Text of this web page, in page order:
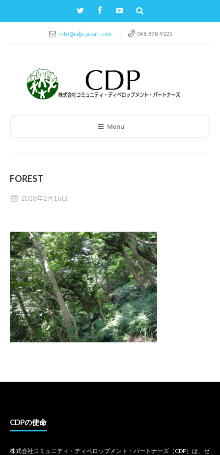
info@cdp-japan.com 048-878-9225
Menu
FOREST
2018年2月16日
CDPの使命
株式会社コミュニティ・ディベロップメント・パートナーズ（CDP）は、ゼ